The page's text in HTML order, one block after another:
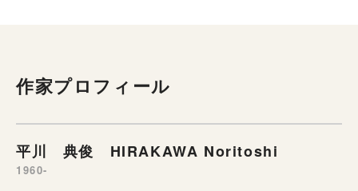
作家プロフィール
平川 典俊 HIRAKAWA Noritoshi
1960-